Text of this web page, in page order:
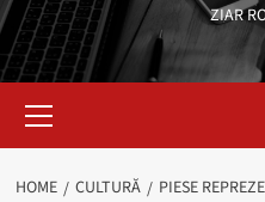
ZIAR
Menu
HOME CULTURĂ
PIESE